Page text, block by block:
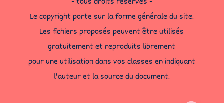
Le copyright porte sur la forme générale du site.
Les fichiers proposés peuvent être utilisés
gratuitement et reproduits librement
pour une utilisation dans vos classes en indiquant
l'auteur et la source du document.